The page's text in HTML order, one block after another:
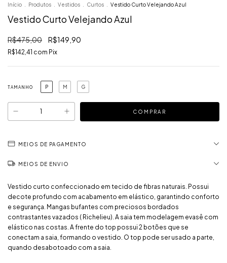
Início Produtos Vestidos Curtos Vestido Curto Velejando Azul
Vestido Curto Velejando Azul
R$475,00 R$149,90
R$142,41 com Pix
TAMANHO P M G
MEIOS DE PAGAMENTO
MEIOS DE ENVIO
Vestido curto confeccionado em tecido de fibras naturais. Possui
decote profundo com acabamento em elástico, garantindo conforto
e segurança. Mangas bufantes com preciosos bordados
contrastantes vazados ( Richelieu). A saia tem modelagem evasê com
elástico nas costas. A frente do top possui 2 botões que se
conectam a saia, formando o vestido. O top pode ser usado a parte,
quando desabotoado com a saia.